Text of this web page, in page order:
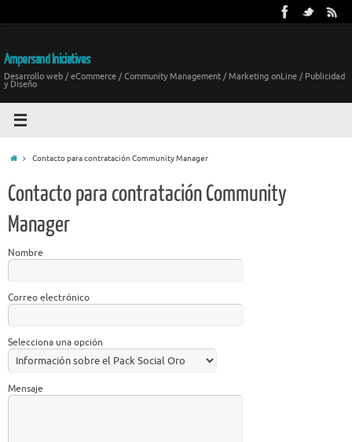
Ampersand Iniciatives
Desarrollo web / eCommerce / Community Management / Marketing onLine / Publicidad
y Diseño
Contacto para contratación Community Manager
Contacto para contratación Community
Manager
Nombre
Correo electrónico
Selecciona una opción
Mensaje